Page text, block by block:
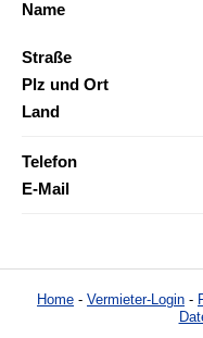
Name
Straße
Plz und Ort
Land
Telefon
E-Mail
Home - Vermieter-Login -